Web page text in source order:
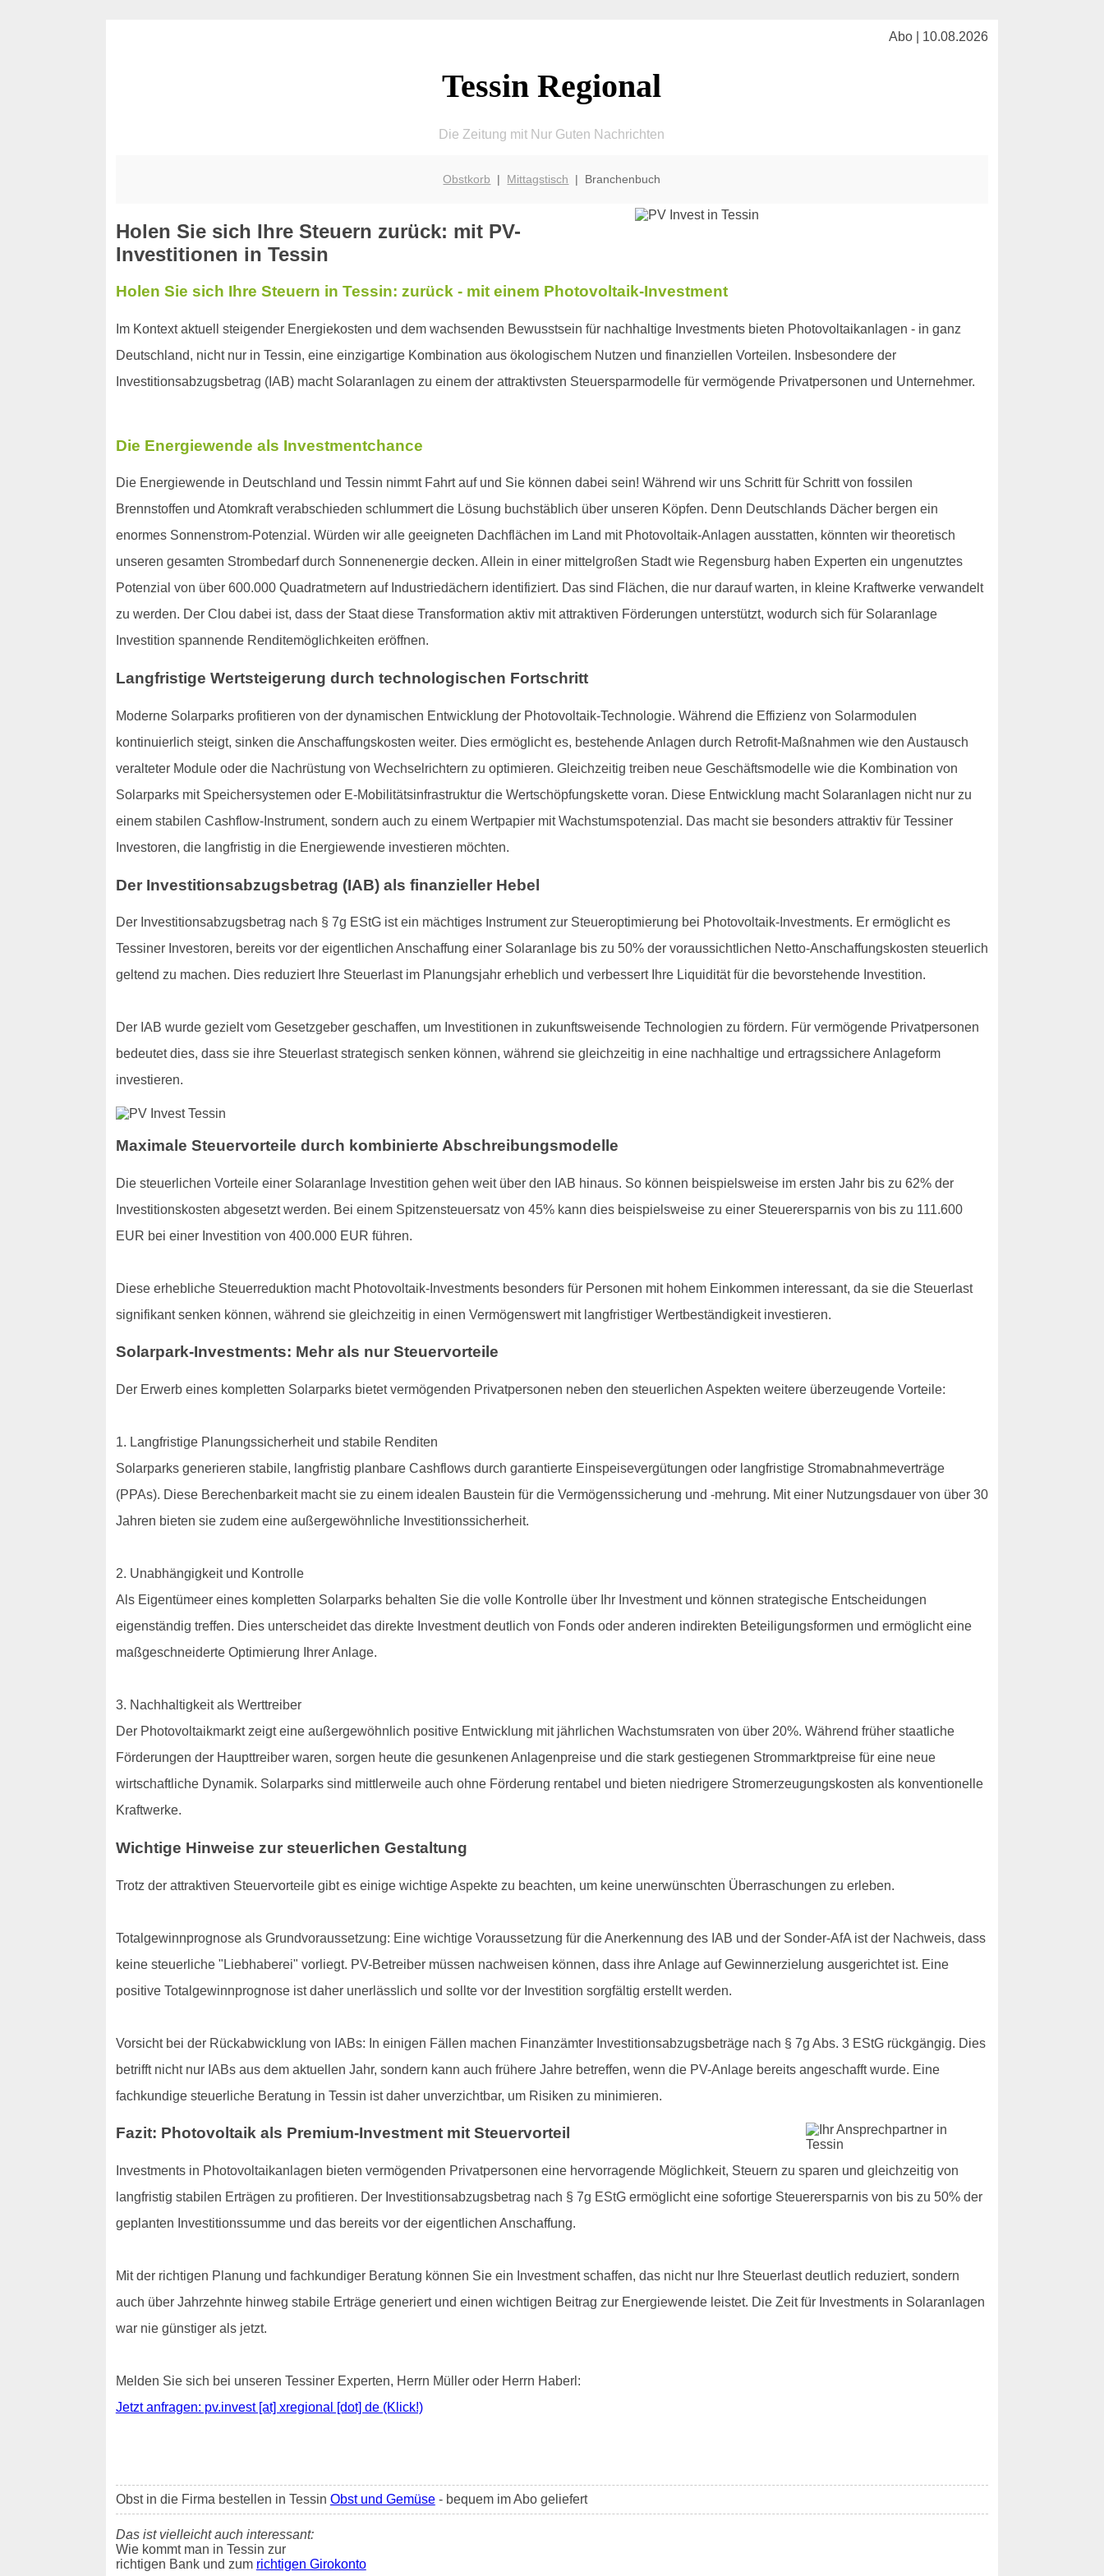
Abo | 10.08.2026
Tessin Regional
Die Zeitung mit Nur Guten Nachrichten
Obstkorb | Mittagstisch | Branchenbuch
Holen Sie sich Ihre Steuern zurück: mit PV-
Investitionen in Tessin
Holen Sie sich Ihre Steuern in Tessin: zurück - mit einem Photovoltaik-Investment
Im Kontext aktuell steigender Energiekosten und dem wachsenden Bewusstsein für nachhaltige Investments bieten Photovoltaikanlagen - in ganz
Deutschland, nicht nur in Tessin, eine einzigartige Kombination aus ökologischem Nutzen und finanziellen Vorteilen. Insbesondere der
Investitionsabzugsbetrag (IAB) macht Solaranlagen zu einem der attraktivsten Steuersparmodelle für vermögende Privatpersonen und Unternehmer.
Die Energiewende als Investmentchance
Die Energiewende in Deutschland und Tessin nimmt Fahrt auf und Sie können dabei sein! Während wir uns Schritt für Schritt von fossilen
Brennstoffen und Atomkraft verabschieden schlummert die Lösung buchstäblich über unseren Köpfen. Denn Deutschlands Dächer bergen ein
enormes Sonnenstrom-Potenzial. Würden wir alle geeigneten Dachflächen im Land mit Photovoltaik-Anlagen ausstatten, könnten wir theoretisch
unseren gesamten Strombedarf durch Sonnenenergie decken. Allein in einer mittelgroßen Stadt wie Regensburg haben Experten ein ungenutztes
Potenzial von über 600.000 Quadratmetern auf Industriedächern identifiziert. Das sind Flächen, die nur darauf warten, in kleine Kraftwerke verwandelt
zu werden. Der Clou dabei ist, dass der Staat diese Transformation aktiv mit attraktiven Förderungen unterstützt, wodurch sich für Solaranlage
Investition spannende Renditemöglichkeiten eröffnen.
Langfristige Wertsteigerung durch technologischen Fortschritt
Moderne Solarparks profitieren von der dynamischen Entwicklung der Photovoltaik-Technologie. Während die Effizienz von Solarmodulen
kontinuierlich steigt, sinken die Anschaffungskosten weiter. Dies ermöglicht es, bestehende Anlagen durch Retrofit-Maßnahmen wie den Austausch
veralteter Module oder die Nachrüstung von Wechselrichtern zu optimieren. Gleichzeitig treiben neue Geschäftsmodelle wie die Kombination von
Solarparks mit Speichersystemen oder E-Mobilitätsinfrastruktur die Wertschöpfungskette voran. Diese Entwicklung macht Solaranlagen nicht nur zu
einem stabilen Cashflow-Instrument, sondern auch zu einem Wertpapier mit Wachstumspotenzial. Das macht sie besonders attraktiv für Tessiner
Investoren, die langfristig in die Energiewende investieren möchten.
Der Investitionsabzugsbetrag (IAB) als finanzieller Hebel
Der Investitionsabzugsbetrag nach § 7g EStG ist ein mächtiges Instrument zur Steueroptimierung bei Photovoltaik-Investments. Er ermöglicht es
Tessiner Investoren, bereits vor der eigentlichen Anschaffung einer Solaranlage bis zu 50% der voraussichtlichen Netto-Anschaffungskosten steuerlich
geltend zu machen. Dies reduziert Ihre Steuerlast im Planungsjahr erheblich und verbessert Ihre Liquidität für die bevorstehende Investition.
Der IAB wurde gezielt vom Gesetzgeber geschaffen, um Investitionen in zukunftsweisende Technologien zu fördern. Für vermögende Privatpersonen
bedeutet dies, dass sie ihre Steuerlast strategisch senken können, während sie gleichzeitig in eine nachhaltige und ertragssichere Anlageform
investieren.
Maximale Steuervorteile durch kombinierte Abschreibungsmodelle
Die steuerlichen Vorteile einer Solaranlage Investition gehen weit über den IAB hinaus. So können beispielsweise im ersten Jahr bis zu 62% der
Investitionskosten abgesetzt werden. Bei einem Spitzensteuersatz von 45% kann dies beispielsweise zu einer Steuerersparnis von bis zu 111.600
EUR bei einer Investition von 400.000 EUR führen.
Diese erhebliche Steuerreduktion macht Photovoltaik-Investments besonders für Personen mit hohem Einkommen interessant, da sie die Steuerlast
signifikant senken können, während sie gleichzeitig in einen Vermögenswert mit langfristiger Wertbeständigkeit investieren.
Solarpark-Investments: Mehr als nur Steuervorteile
Der Erwerb eines kompletten Solarparks bietet vermögenden Privatpersonen neben den steuerlichen Aspekten weitere überzeugende Vorteile:
1. Langfristige Planungssicherheit und stabile Renditen
Solarparks generieren stabile, langfristig planbare Cashflows durch garantierte Einspeisevergütungen oder langfristige Stromabnahmeverträge
(PPAs). Diese Berechenbarkeit macht sie zu einem idealen Baustein für die Vermögenssicherung und -mehrung. Mit einer Nutzungsdauer von über 30
Jahren bieten sie zudem eine außergewöhnliche Investitionssicherheit.
2. Unabhängigkeit und Kontrolle
Als Eigentümeer eines kompletten Solarparks behalten Sie die volle Kontrolle über Ihr Investment und können strategische Entscheidungen
eigenständig treffen. Dies unterscheidet das direkte Investment deutlich von Fonds oder anderen indirekten Beteiligungsformen und ermöglicht eine
maßgeschneiderte Optimierung Ihrer Anlage.
3. Nachhaltigkeit als Werttreiber
Der Photovoltaikmarkt zeigt eine außergewöhnlich positive Entwicklung mit jährlichen Wachstumsraten von über 20%. Während früher staatliche
Förderungen der Haupttreiber waren, sorgen heute die gesunkenen Anlagenpreise und die stark gestiegenen Strommarktpreise für eine neue
wirtschaftliche Dynamik. Solarparks sind mittlerweile auch ohne Förderung rentabel und bieten niedrigere Stromerzeugungskosten als konventionelle
Kraftwerke.
Wichtige Hinweise zur steuerlichen Gestaltung
Trotz der attraktiven Steuervorteile gibt es einige wichtige Aspekte zu beachten, um keine unerwünschten Überraschungen zu erleben.
Totalgewinnprognose als Grundvoraussetzung: Eine wichtige Voraussetzung für die Anerkennung des IAB und der Sonder-AfA ist der Nachweis, dass
keine steuerliche "Liebhaberei" vorliegt. PV-Betreiber müssen nachweisen können, dass ihre Anlage auf Gewinnerzielung ausgerichtet ist. Eine
positive Totalgewinnprognose ist daher unerlässlich und sollte vor der Investition sorgfältig erstellt werden.
Vorsicht bei der Rückabwicklung von IABs: In einigen Fällen machen Finanzämter Investitionsabzugsbeträge nach § 7g Abs. 3 EStG rückgängig. Dies
betrifft nicht nur IABs aus dem aktuellen Jahr, sondern kann auch frühere Jahre betreffen, wenn die PV-Anlage bereits angeschafft wurde. Eine
fachkundige steuerliche Beratung in Tessin ist daher unverzichtbar, um Risiken zu minimieren.
Fazit: Photovoltaik als Premium-Investment mit Steuervorteil
Investments in Photovoltaikanlagen bieten vermögenden Privatpersonen eine hervorragende Möglichkeit, Steuern zu sparen und gleichzeitig von
langfristig stabilen Erträgen zu profitieren. Der Investitionsabzugsbetrag nach § 7g EStG ermöglicht eine sofortige Steuerersparnis von bis zu 50% der
geplanten Investitionssumme und das bereits vor der eigentlichen Anschaffung.
Mit der richtigen Planung und fachkundiger Beratung können Sie ein Investment schaffen, das nicht nur Ihre Steuerlast deutlich reduziert, sondern
auch über Jahrzehnte hinweg stabile Erträge generiert und einen wichtigen Beitrag zur Energiewende leistet. Die Zeit für Investments in Solaranlagen
war nie günstiger als jetzt.
Melden Sie sich bei unseren Tessiner Experten, Herrn Müller oder Herrn Haberl:
Jetzt anfragen: pv.invest [at] xregional [dot] de (Klick!)
Obst in die Firma bestellen in Tessin Obst und Gemüse- bequem im Abo geliefert
Das ist vielleicht auch interessant:
Wie kommt man in Tessin zur
richtigen Bank und zum richtigen Girokonto